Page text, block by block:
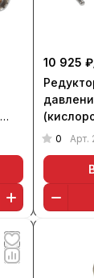
10 925
газы,
0 Арт.